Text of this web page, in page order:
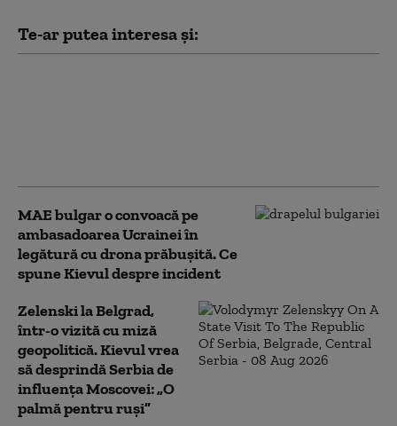
Te-ar putea interesa și:
MAE bulgar o convoacă pe
ambasadoarea Ucrainei în
legătură cu drona prăbuşită. Ce
spune Kievul despre incident
Zelenski la Belgrad,
într-o vizită cu miză
geopolitică. Kievul vrea
să desprindă Serbia de
influența Moscovei: „O
palmă pentru ruși”